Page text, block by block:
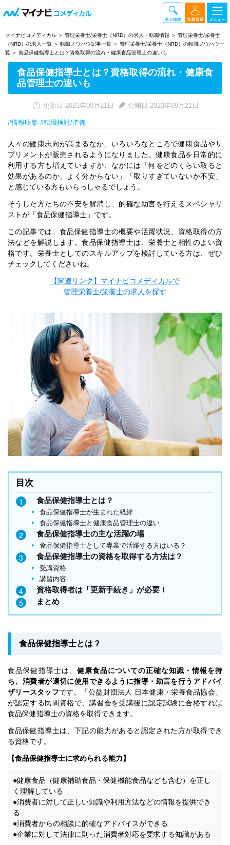
マイナビコメディカル 管理栄養士/栄養士（NRD）の求人・転職情報
管理栄養士/栄養士
（NRD）の求人一覧
転職ノウハウ記事一覧
管理栄養士/栄養士（NRD）の転職ノウハウ一
覧
食品保健指導士とは？資格取得の流れ・健康食品管理士の違いも
食品保健指導士とは？資格取得の流れ・健康食
品管理士の違いも
更新日 2023年09月21日 公開日 2023年09月21日
#情報収集 #転職検討/準備
人々の健康志向が高まるなか、いろいろなところで健康食品やサ
プリメントが販売されるようになりました。健康食品を日常的に
利用する方も増えていますが、なかには「何をどのくらい取ると
効果があるのか、よく分からない」「取りすぎていないか不安」
と感じている方もいらっしゃるでしょう。
そうした方たちの不安を解消し、的確な助言を行えるスペシャリ
ストが「食品保健指導士」です。
この記事では、食品保健指導士の概要や活躍状況、資格取得の方
法などを解説します。食品保健指導士は、栄養士と相性のよい資
格です。栄養士としてのスキルアップを検討している方は、ぜひ
チェックしてくださいね。
【関連リンク】マイナビコメディカルで
管理栄養士/栄養士の求人を探す
目次
食品保健指導士とは？
食品保健指導士が生まれた経緯
食品保健指導士と健康食品管理士の違い
食品保健指導士の主な活躍の場
食品保健指導士として専業で活躍する方はいる？
食品保健指導士の資格を取得する方法は？
受講資格
講習内容
資格取得者は「更新手続き」が必要！
まとめ
食品保健指導士とは？
食品保健指導士は、 健康食品についての正確な知識・情報を持
ち、消費者が適切に使用できるように指導・助言を行うアドバイ
ザリースタッフです。「公益財団法人 日本健康・栄養食品協会」
が認定する民間資格で、講習会を受講後に認定試験に合格すれば
食品保健指導士の資格を取得できます。
食品保健指導士は、下記の能力があると認定された方が取得でき
る資格です。
【食品保健指導士に求められる能力】
●健康食品（健康補助食品・保健機能食品なども含む）を正し
く理解している
●消費者に対して正しい知識や利用方法などの情報を提供でき
る
●消費者からの相談に的確なアドバイスができる
●企業に対して法律に則った消費者対応を要求する知識がある